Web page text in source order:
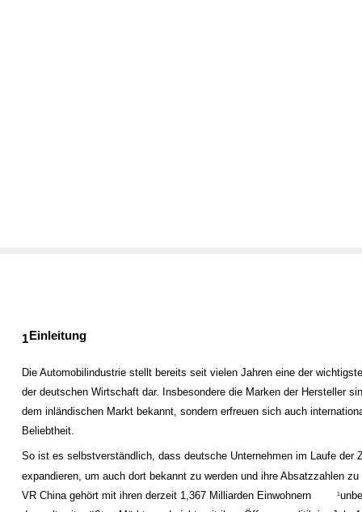
1Einleitung
Die Automobilindustrie stellt bereits seit vielen Jahren eine der
der deutschen Wirtschaft dar. Insbesondere die Marken der Hersteller
dem inländischen Markt bekannt, sondern erfreuen sich auch
Beliebtheit.
So ist es selbstverständlich, dass deutsche Unternehmen im Laufe der
expandieren, um auch dort bekannt zu werden und ihre Absatzzahlen
VR China gehört mit ihren derzeit 1,367 Milliarden Einwohnern
1